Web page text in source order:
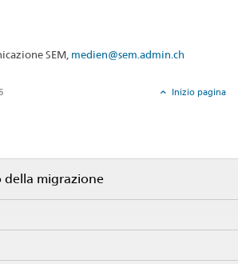
SEM, medien@sem.admin.ch
Inizio pagina
della migrazione